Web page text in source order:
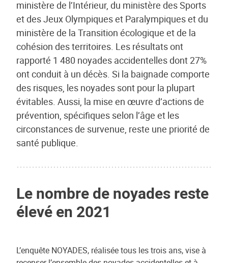
ministère de l’Intérieur, du ministère des Sports
et des Jeux Olympiques et Paralympiques et du
ministère de la Transition écologique et de la
cohésion des territoires. Les résultats ont
rapporté 1 480 noyades accidentelles dont 27%
ont conduit à un décès. Si la baignade comporte
des risques, les noyades sont pour la plupart
évitables. Aussi, la mise en œuvre d’actions de
prévention, spécifiques selon l’âge et les
circonstances de survenue, reste une priorité de
santé publique.
Le nombre de noyades reste
élevé en 2021
L’enquête NOYADES, réalisée tous les trois ans, vise à